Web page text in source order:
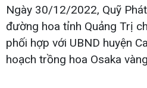
Ngày 30/12/2022, Quỹ
đường hoa tỉnh Quảng Trị
phối hợp với UBND huyện
hoạch trồng hoa Osaka